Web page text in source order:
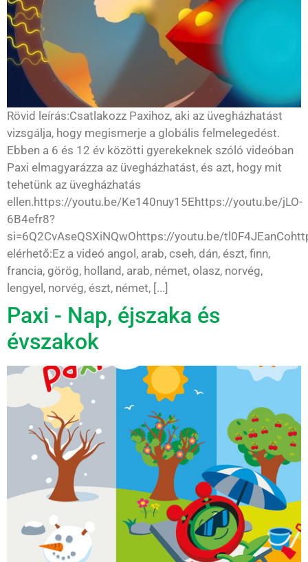
Rövid leírás:Csatlakozz Paxihoz, aki az üvegházhatást
vizsgálja, hogy megismerje a globális felmelegedést.
Ebben a 6 és 12 év közötti gyerekeknek szóló videóban
Paxi elmagyarázza az üvegházhatást, és azt, hogy mit
tehetünk az üvegházhatás
ellen.https://youtu.be/Ke140nuy15Ehttps://youtu.be/jLO-
6B4efr8?
si=6Q2CvAseQSXiNQwOhttps://youtu.be/
elérhető:Ez a videó angol, arab, cseh, dán, észt, finn,
francia, görög, holland, arab, német, olasz, norvég,
lengyel, norvég, észt, német, [...]
Paxi - Nap, éjszaka és
évszakok